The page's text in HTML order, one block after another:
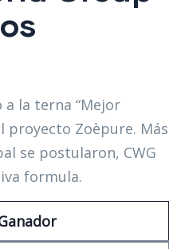
la terna “Mejor
proyecto Zoèpure. Más
se postularon, CWG
formula.